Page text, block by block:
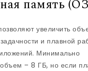
память
увеличить
и плавной
Минимально
– 8 ГБ, но если